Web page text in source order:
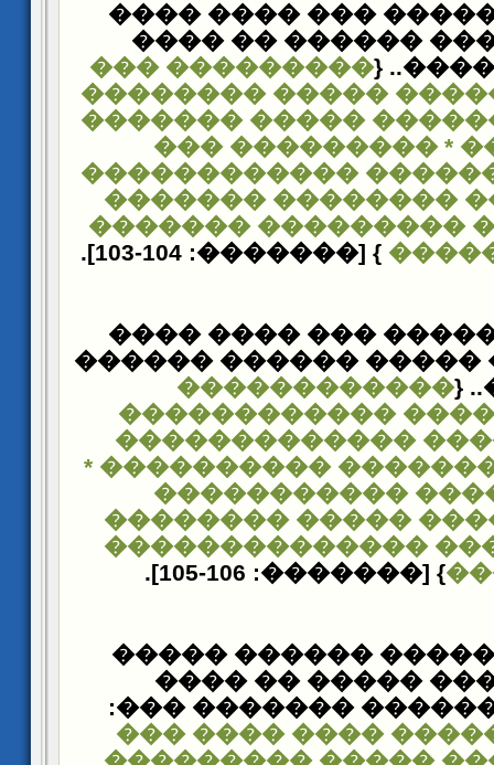
������ �������
����� �����
�����
��������� ���
��������������
���������������
�������� *
�������� �������
����������
���� ������
} [�������: 103-104].
������ �������
����� ����� �����
������������
������������
������ �����
������ ����������
����������
������������
����� ������
} [�������: 105-106].
������ �������
����� ����
�������� ������
���� ��������